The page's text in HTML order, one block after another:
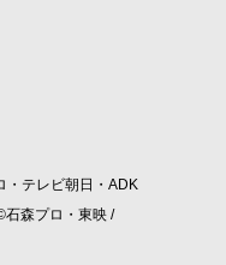
テレビ朝日・ADK
森プロ・東映 /